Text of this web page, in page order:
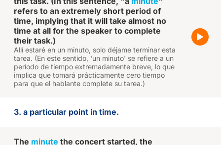
refers to an extremely short period of
time, implying that it will take almost no
time at all for the speaker to complete
their task.)
Allí estaré en un minuto, solo déjame terminar esta
tarea. (En este sentido, 'un minuto' se refiere a un
período de tiempo extremadamente breve, lo que
implica que tomará prácticamente cero tiempo
para que el hablante complete su tarea.)
3. a particular point in time.
The minute the concert started, the